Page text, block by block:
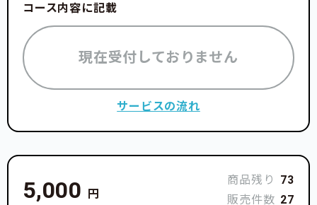
コース内容に記載
現在受付しておりません
サービスの流れ
5,000 円
商品残り
73
販売件数 27